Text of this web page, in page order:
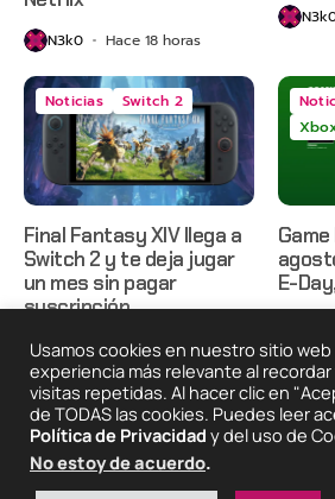
N3k0 Hace 18 horas
Noticias Switch 2
Final Fantasy XIV llega a
Switch 2 y te deja jugar
un mes sin pagar
suscripción
N3k0 Hace 3 días
E-
2025 © Degeneraciónx.com |
Quiénes
Condiciones De
Usamos cookies en nuestro sitio
experiencia más relevante al
visitas repetidas. Al hacer clic en
de TODAS las cookies. Puedes leer
Política de Privacidad y del uso de
No estoy de acuerdo.